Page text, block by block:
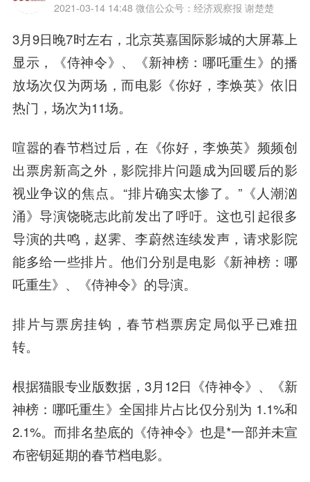
2021-03-14 14:48 微信公众号：经济观察报 谢楚楚
3月9日晚7时左右，北京英嘉国际影城的大屏幕上
显示，《侍神令》、《新神榜：哪吒重生》的播
放场次仅为两场，而电影《你好，李焕英》依旧
热门，场次为11场。
喧嚣的春节档过后，在《你好，李焕英》频频创
出票房新高之外，影院排片问题成为回暖后的影
视业争议的焦点。“排片确实太惨了。”《人潮汹
涌》导演饶晓志此前发出了呼吁。这也引起很多
导演的共鸣，赵霁、李蔚然连续发声，请求影院
能多给一些排片。他们分别是电影《新神榜：哪
吒重生》、《侍神令》的导演。
排片与票房挂钩，春节档票房定局似乎已难扭
转。
根据猫眼专业版数据，3月12日《侍神令》、《新
神榜：哪吒重生》全国排片占比仅分别为 1.1%和
2.1%。而排名垫底的《侍神令》也是*一部并未宣
布密钥延期的春节档电影。